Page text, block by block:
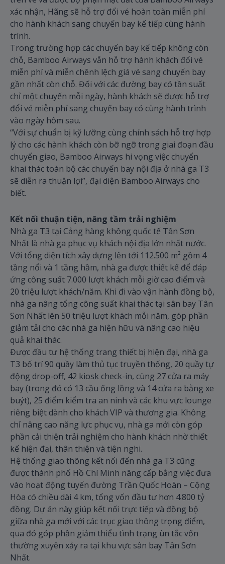
xác nhận, Hãng sẽ hỗ trợ đổi vé hoàn toàn miễn phí
cho hành khách sang chuyến bay kế tiếp cùng hành
trình.
Trong trường hợp các chuyến bay kế tiếp không còn
chỗ, Bamboo Airways vẫn hỗ trợ hành khách đổi vé
miễn phí và miễn chênh lệch giá vé sang chuyến bay
gần nhất còn chỗ. Đối với các đường bay có tần suất
chỉ một chuyến mỗi ngày, hành khách sẽ được hỗ trợ
đổi vé miễn phí sang chuyến bay có cùng hành trình
vào ngày hôm sau.
“Với sự chuẩn bị kỹ lưỡng cùng chính sách hỗ trợ hợp
lý cho các hành khách còn bỡ ngỡ trong giai đoạn đầu
chuyển giao, Bamboo Airways hi vọng việc chuyển
khai thác toàn bộ các chuyến bay nội địa ở nhà ga T3
sẽ diễn ra thuận lợi”, đại diện Bamboo Airways cho
biết.
Kết nối thuận tiện, nâng tầm trải nghiệm
Nhà ga T3 tại Cảng hàng không quốc tế Tân Sơn
Nhất là nhà ga phục vụ khách nội địa lớn nhất nước.
Với tổng diện tích xây dựng lên tới 112.500 m² gồm 4
tầng nổi và 1 tầng hầm, nhà ga được thiết kế để đáp
ứng công suất 7.000 lượt khách mỗi giờ cao điểm và
20 triệu lượt khách/năm. Khi đi vào vận hành đồng bộ,
nhà ga nâng tổng công suất khai thác tại sân bay Tân
Sơn Nhất lên 50 triệu lượt khách mỗi năm, góp phần
giảm tải cho các nhà ga hiện hữu và nâng cao hiệu
quả khai thác.
Được đầu tư hệ thống trang thiết bị hiện đại, nhà ga
T3 bố trí 90 quầy làm thủ tục truyền thống, 20 quầy tự
động drop-off, 42 kiosk check-in, cùng 27 cửa ra máy
bay (trong đó có 13 cầu ống lồng và 14 cửa ra bằng xe
buýt), 25 điểm kiểm tra an ninh và các khu vực lounge
riêng biệt dành cho khách VIP và thương gia. Không
chỉ nâng cao năng lực phục vụ, nhà ga mới còn góp
phần cải thiện trải nghiệm cho hành khách nhờ thiết
kế hiện đại, thân thiện và tiện nghi.
Hệ thống giao thông kết nối đến nhà ga T3 cũng
được thành phố Hồ Chí Minh nâng cấp bằng việc đưa
vào hoạt động tuyến đường Trần Quốc Hoàn – Cộng
Hòa có chiều dài 4 km, tổng vốn đầu tư hơn 4.800 tỷ
đồng. Dự án này giúp kết nối trực tiếp và đồng bộ
giữa nhà ga mới với các trục giao thông trọng điểm,
qua đó góp phần giảm thiểu tình trạng ùn tắc vốn
thường xuyên xảy ra tại khu vực sân bay Tân Sơn
Nhất.